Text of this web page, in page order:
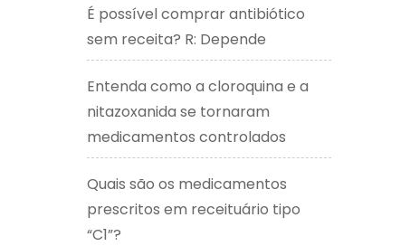
É possível comprar antibiótico
sem receita? R: Depende
Entenda como a cloroquina e a
nitazoxanida se tornaram
medicamentos controlados
Quais são os medicamentos
prescritos em receituário tipo
“C1”?